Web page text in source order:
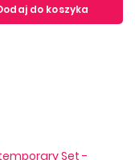
do koszyka